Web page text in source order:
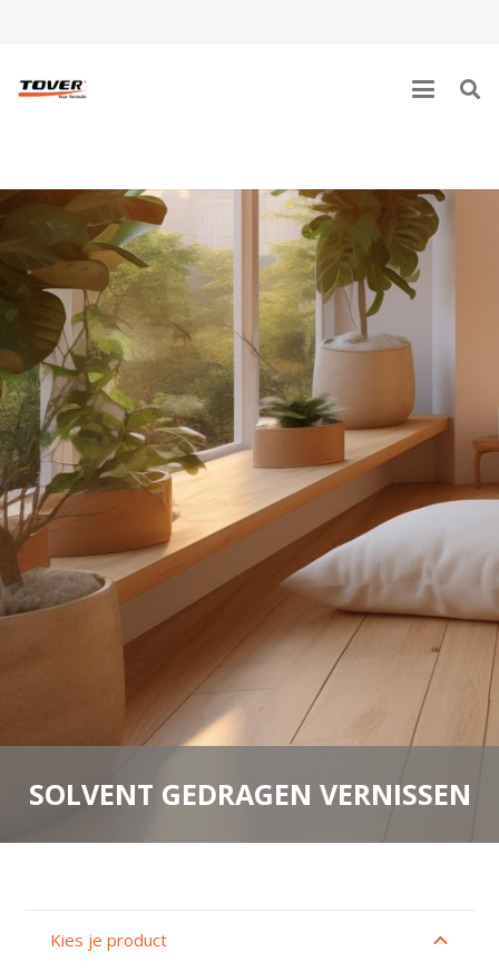
SOLVENT GEDRAGEN VERNISSEN
Kies je product